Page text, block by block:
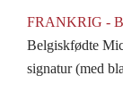
FRANKRIG -
Belgiskfødte
signatur (med